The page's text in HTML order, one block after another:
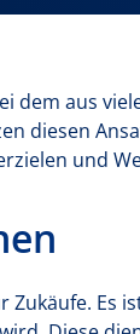
dem aus
diesen
und
Zukäufe.